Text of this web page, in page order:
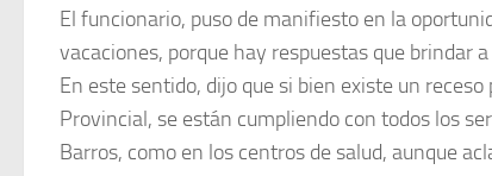
El funcionario, puso de manifiesto en la
vacaciones, porque hay respuestas que brindar a
En este sentido, dijo que si bien existe un
Provincial, se están cumpliendo con todos los
Barros, como en los centros de salud, aunque